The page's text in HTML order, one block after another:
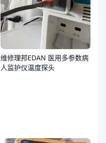
维修理邦EDAN 医用多参数病
人监护仪温度探头